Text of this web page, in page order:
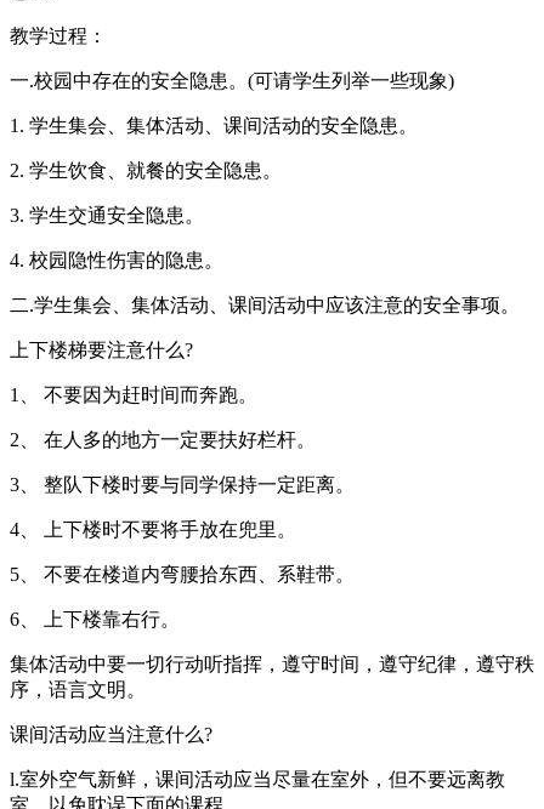
教学过程：
一.校园中存在的安全隐患。(可请学生列举一些现象)
1. 学生集会、集体活动、课间活动的安全隐患。
2. 学生饮食、就餐的安全隐患。
3. 学生交通安全隐患。
4. 校园隐性伤害的隐患。
二.学生集会、集体活动、课间活动中应该注意的安全事项。
上下楼梯要注意什么?
1、 不要因为赶时间而奔跑。
2、 在人多的地方一定要扶好栏杆。
3、 整队下楼时要与同学保持一定距离。
4、 上下楼时不要将手放在兜里。
5、 不要在楼道内弯腰拾东西、系鞋带。
6、 上下楼靠右行。
集体活动中要一切行动听指挥，遵守时间，遵守纪律，遵守秩
序，语言文明。
课间活动应当注意什么?
l.室外空气新鲜，课间活动应当尽量在室外，但不要远离教
室，以免耽误下面的课程。